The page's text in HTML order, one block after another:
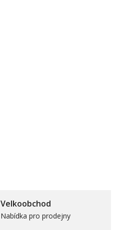
Velkoobchod
Nabídka pro prodejny